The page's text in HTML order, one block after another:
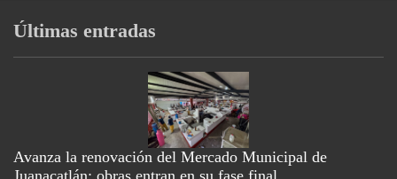
Últimas entradas
Avanza la renovación del Mercado Municipal de
Juanacatlán: obras entran en su fase final